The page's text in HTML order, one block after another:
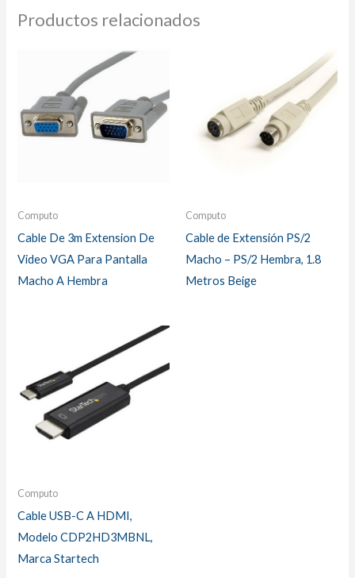
Productos relacionados
Computo
Cable De 3m Extension De
Video VGA Para Pantalla
Macho A Hembra
Computo
Cable de Extensión PS/2
Macho – PS/2 Hembra, 1.8
Metros Beige
Computo
Cable USB-C A HDMI,
Modelo CDP2HD3MBNL,
Marca Startech